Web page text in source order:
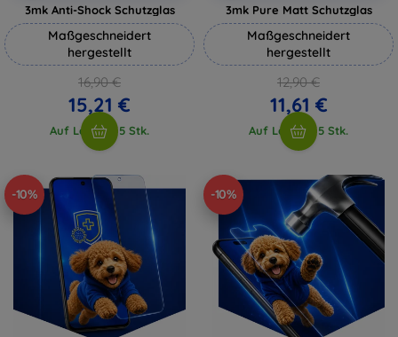
3mk Anti-Shock Schutzglas
Maßgeschneidert
hergestellt
16,90 €
15,21 €
Auf Lager > 5 Stk.
3mk Pure Matt Schutzglas
Maßgeschneidert
hergestellt
12,90 €
11,61 €
Auf Lager > 5 Stk.
-10% -10%